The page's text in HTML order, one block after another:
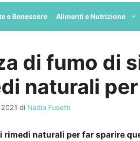
e Benessere Alimenti e Nutrizione
di fumo di
naturali
di Nadia Fusetti
rimedi naturali per far sparire